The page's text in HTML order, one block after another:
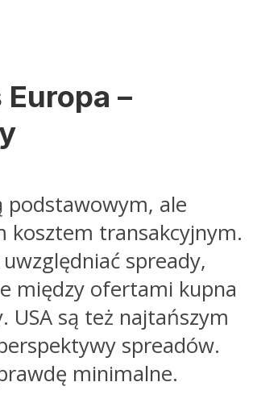
Europa –
podstawowym, ale
kosztem transakcyjnym.
spready,
między ofertami kupna
USA są też najtańszym
spreadów.
minimalne.